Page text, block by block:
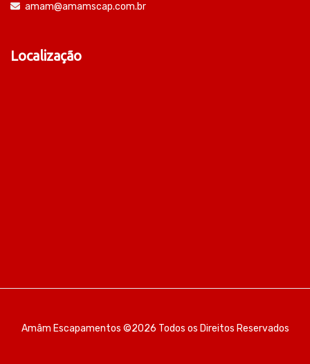
amam@amamscap.com.br
Localização
Amâm Escapamentos ©2026 Todos os Direitos Reservados